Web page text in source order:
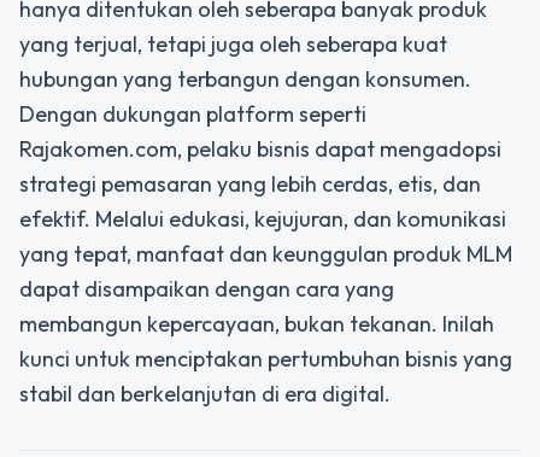
hanya ditentukan oleh seberapa banyak produk
yang terjual, tetapi juga oleh seberapa kuat
hubungan yang terbangun dengan konsumen.
Dengan dukungan platform seperti
Rajakomen.com, pelaku bisnis dapat mengadopsi
strategi pemasaran yang lebih cerdas, etis, dan
efektif. Melalui edukasi, kejujuran, dan komunikasi
yang tepat, manfaat dan keunggulan produk MLM
dapat disampaikan dengan cara yang
membangun kepercayaan, bukan tekanan. Inilah
kunci untuk menciptakan pertumbuhan bisnis yang
stabil dan berkelanjutan di era digital.